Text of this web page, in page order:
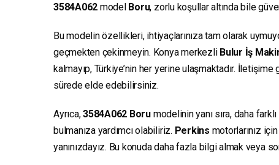
3584A062 model Boru, zorlu koşullar altında bile
Bu modelin özellikleri, ihtiyaçlarınıza tam olarak
geçmekten çekinmeyin. Konya merkezli Bulur İş
kalmayıp, Türkiye’nin her yerine ulaşmaktadır.
sürede elde edebilirsiniz.
Ayrıca,3584A062 Boru modelinin yanı sıra, daha
bulmanıza yardımcı olabiliriz. Perkins motorlarınız
yanınızdayız. Bu konuda daha fazla bilgi almak veya